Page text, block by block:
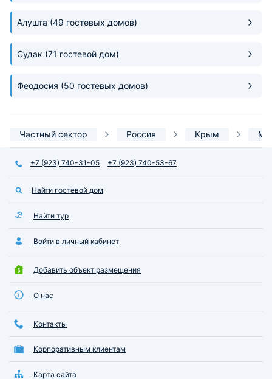
Алушта (49 гостевых домов)
Судак (71 гостевой дом)
Феодосия (50 гостевых домов)
Частный сектор Россия Крым
+7 (923) 740-31-05 +7 (923) 740-53-67
Найти гостевой дом
Найти тур
Войти в личный кабинет
Добавить объект размещения
О нас
Контакты
Корпоративным клиентам
Карта сайта